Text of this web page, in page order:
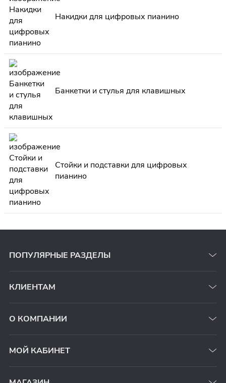
Накидки для цифровых пианино
Банкетки и стулья для клавишных
Стойки и подставки для цифровых
пианино
ПОПУЛЯРНЫЕ РАЗДЕЛЫ
КЛИЕНТАМ
О КОМПАНИИ
МОЙ КАБИНЕТ